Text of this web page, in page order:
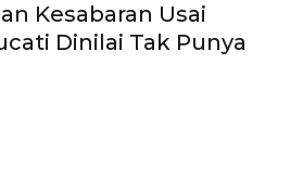
Kesabaran Usai
Dinilai Tak Punya